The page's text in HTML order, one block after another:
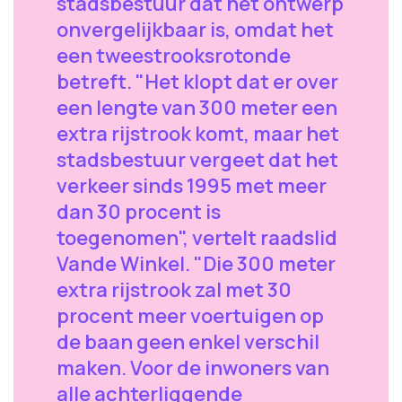
onvergelijkbaar is, omdat het
een tweestrooksrotonde
betreft. "Het klopt dat er over
een lengte van 300 meter een
extra rijstrook komt, maar het
stadsbestuur vergeet dat het
verkeer sinds 1995 met meer
dan 30 procent is
toegenomen", vertelt raadslid
Vande Winkel. "Die 300 meter
extra rijstrook zal met 30
procent meer voertuigen op
de baan geen enkel verschil
maken. Voor de inwoners van
alle achterliggende